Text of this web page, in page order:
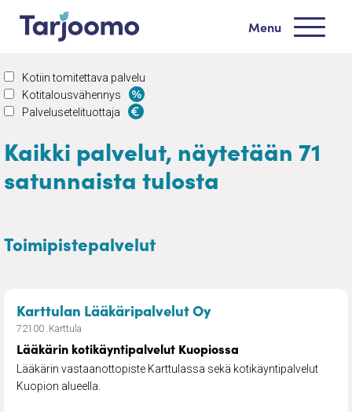
Siirry sisältöön
Menu
Kotiin tomitettava palvelu
Kotitalousvähennys
Palvelusetelituottaja
Kaikki palvelut, näytetään 71
satunnaista tulosta
Toimipistepalvelut
Karttulan Lääkäripalvelut Oy– Lääkärin
72100 .Karttula
Lääkärin kotikäyntipalvelut Kuopiossa
Lääkärin vastaanottopiste Karttulassa sekä kotikäyntipalvelut
Kuopion alueella.